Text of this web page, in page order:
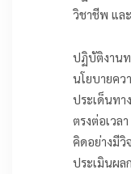
วิชาชีพ แล
ปฏิบัติงานท
นโยบายคว
ประเด็นทา
ตรงต่อเวล
คิดอย่างมีวิ
ประเมินผล